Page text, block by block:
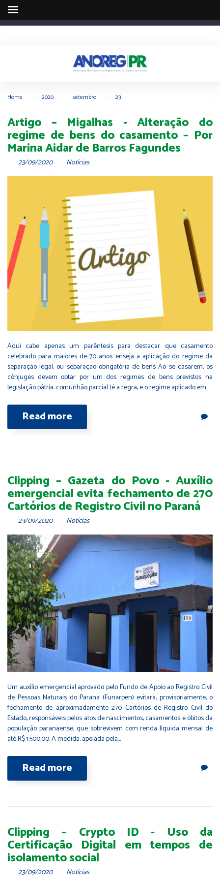
Home 2020 setembro 23
Artigo – Migalhas - Alteração do
regime de bens do casamento – Por
Marina Aidar de Barros Fagundes
23/09/2020 Notícias
Aqui cabe apenas um parêntesis para destacar que casamento
celebrado para maiores de 70 anos enseja a aplicação do regime da
separação legal, ou separação obrigatória de bens Ao se casarem, os
cônjuges devem optar por um dos regimes de bens previstos na
legislação pátria: comunhão parcial (é a regra, e o regime aplicado em…
Read more
Clipping – Gazeta do Povo - Auxílio
emergencial evita fechamento de 270
Cartórios de Registro Civil no Paraná
23/09/2020 Notícias
Um auxílio emergencial aprovado pelo Fundo de Apoio ao Registro Civil
de Pessoas Naturais do Paraná (Funarpen) evitará, provisoriamente, o
fechamento de aproximadamente 270 Cartórios de Registro Civil do
Estado, responsáveis pelos atos de nascimentos, casamentos e óbitos da
população paranaense, que sobrevivem com renda líquida mensal de
até R$ 1.500,00. A medida, apoiada pela…
Read more
Clipping – Crypto ID - Uso da
Certificação Digital em tempos de
isolamento social
23/09/2020 Notícias